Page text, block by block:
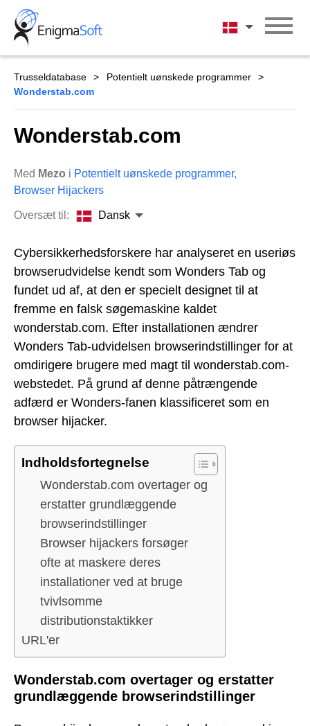
Skip
content
Dansk
Trusseldatabase
Potentielt uønskede programmer
Wonderstab.com
Wonderstab.com
Med Mezo i Potentielt uønskede programmer,
Browser Hijackers
Oversæt til: Dansk
Cybersikkerhedsforskere har analyseret en useriøs
browserudvidelse kendt som Wonders Tab og
fundet ud af, at den er specielt designet til at
fremme en falsk søgemaskine kaldet
wonderstab.com. Efter installationen ændrer
Wonders Tab-udvidelsen browserindstillinger for at
omdirigere brugere med magt til wonderstab.com-
webstedet. På grund af denne påtrængende
adfærd er Wonders-fanen klassificeret som en
browser hijacker.
Indholdsfortegnelse
Wonderstab.com overtager og
erstatter grundlæggende
browserindstillinger
Browser hijackers forsøger
ofte at maskere deres
installationer ved at bruge
tvivlsomme
distributionstaktikker
URL'er
Wonderstab.com overtager og erstatter
grundlæggende browserindstillinger